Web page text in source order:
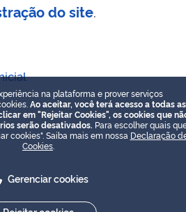
do site.
na plataforma e prover serviços
Ao aceitar, você terá acesso a todas as
em "Rejeitar Cookies", os cookies que
serão desativados. Para escolher quais
cookies". Saiba mais em nossa Declaração
Cookies
Gerenciar cookies